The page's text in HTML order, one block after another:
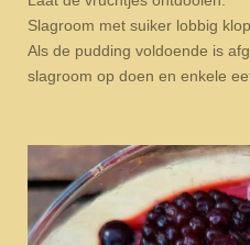
Slagroom met suiker lobbig
Als de pudding voldoende is
slagroom op doen en enkele